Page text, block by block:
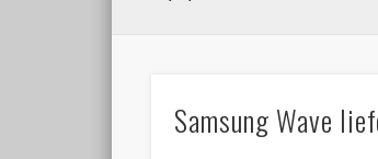
Samsung Wave